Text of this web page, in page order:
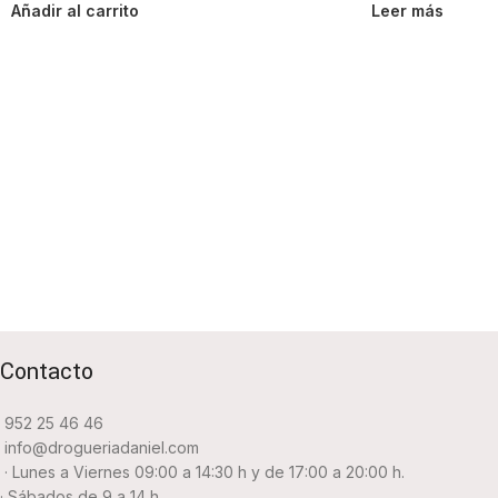
Añadir al carrito
Leer más
Contacto
952 25 46 46
info@drogueriadaniel.com
· Lunes a Viernes 09:00 a 14:30 h y de 17:00 a 20:00 h.